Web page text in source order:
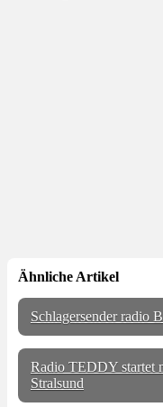
Ähnliche Artikel
Schlagersender radio
Radio TEDDY startet
Stralsund